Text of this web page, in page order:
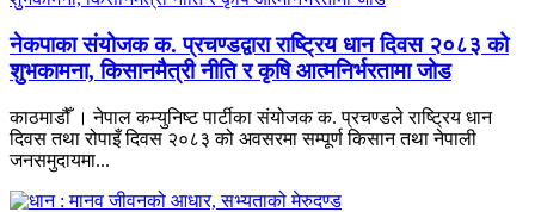
नेकपाका संयोजक क. प्रचण्डद्वारा राष्ट्रिय धान दिवस २०८३ को
शुभकामना, किसानमैत्री नीति र कृषि आत्मनिर्भरतामा जोड
काठमाडौँ । नेपाल कम्युनिष्ट पार्टीका संयोजक क. प्रचण्डले राष्ट्रिय धान
दिवस तथा रोपाइँ दिवस २०८३ को अवसरमा सम्पूर्ण किसान तथा नेपाली
जनसमुदायमा...